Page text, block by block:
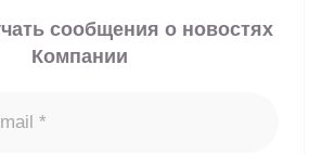
сообщения о новостях
Компании